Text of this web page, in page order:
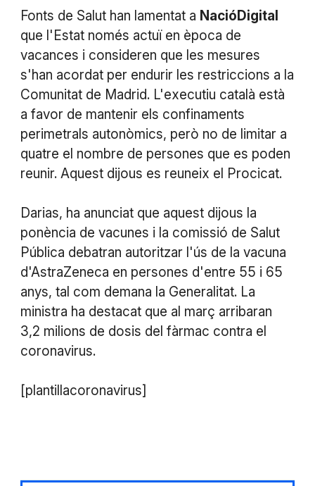
Fonts de Salut han lamentat a NacióDigital
que l'Estat només actuï en època de
vacances i consideren que les mesures
s'han acordat per endurir les restriccions a la
Comunitat de Madrid. L'executiu català està
a favor de mantenir els confinaments
perimetrals autonòmics, però no de limitar a
quatre el nombre de persones que es poden
reunir. Aquest dijous es reuneix el Procicat.
Darias, ha anunciat que aquest dijous la
ponència de vacunes i la comissió de Salut
Pública debatran autoritzar l'ús de la vacuna
d'AstraZeneca en persones d'entre 55 i 65
anys, tal com demana la Generalitat. La
ministra ha destacat que al març arribaran
3,2 milions de dosis del fàrmac contra el
coronavirus.
[plantillacoronavirus]